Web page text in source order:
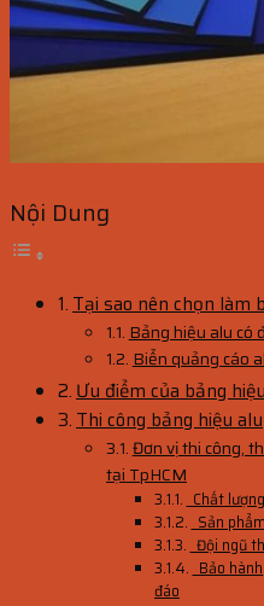
Nội Dung
Tại sao nên chọn làm
Bảng hiệu alu có
Biển quảng cáo
Ưu điểm của bảng
Thi công bảng hiệu alu
Đơn vị thi công,
tại TpHCM
Chất
Sản
Đội ngũ
Bảo
đáo